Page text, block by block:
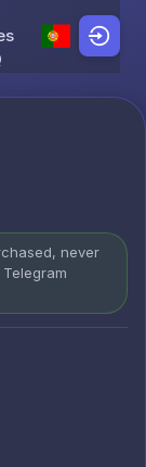
never